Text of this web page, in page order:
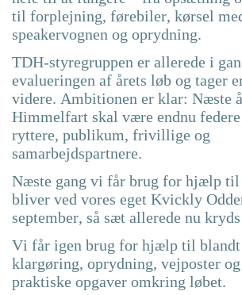
til forplejning, førebiler, kørsel
speakervognen og oprydning.
TDH-styregruppen er allerede i
evalueringen af årets løb og tager
videre. Ambitionen er klar: Næste
Himmelfart skal være endnu
ryttere, publikum, frivillige og
samarbejdspartnere.
Næste gang vi får brug for hjælp
bliver ved vores eget Kvickly
september, så sæt allerede nu
Vi får igen brug for hjælp til blandt
klargøring, oprydning, vejposter og
praktiske opgaver omkring løbet.